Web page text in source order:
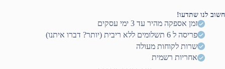
/NR-
STRIX/18.0/WQXGACORE
ULTRA
275HX/32GB/2TB
SSD/NV
חשוב לנו שתדעו!
זמן אספקה מהיר עד 3 ימי עסקים
פריסה ל 6 תשלומים ללא ריבית (יותר? דברו איתנו)
שרות לקוחות מעולה
אחריות רשמית